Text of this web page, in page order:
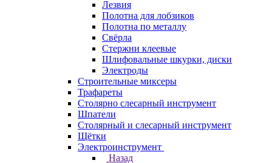
Лезвия
Полотна для лобзиков
Полотна по металлу
Свёрла
Стержни клеевые
Шлифовальные шкурки, диски
Электроды
Строительные миксеры
Трафареты
Столярно слесарный инструмент
Шпатели
Столярный и слесарный инструмент
Щётки
Электроинструмент
Назад